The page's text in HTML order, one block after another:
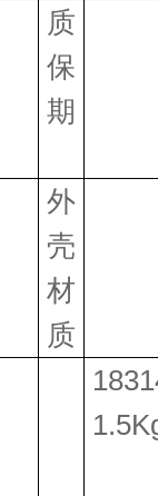
质
保
期
外
壳
材
质